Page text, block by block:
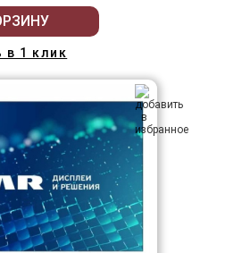
в 1 клик